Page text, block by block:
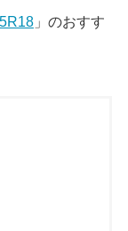
」のおすす